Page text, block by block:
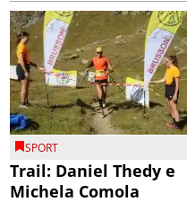
SPORT
Trail: Daniel Thedy e
Michela Comola